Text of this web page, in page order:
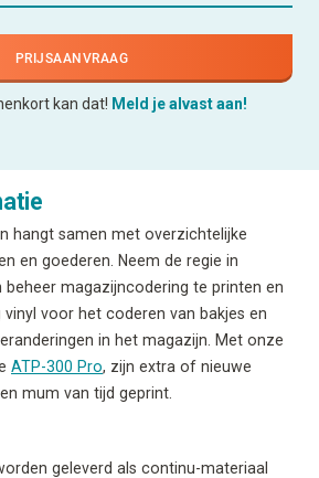
PRIJSAANVRAAG
kan dat! Meld je alvast aan!
hangt samen met overzichtelijke
en goederen. Neem de regie in
beheer magazijncodering te printen en
voor het coderen van bakjes en
in het magazijn. Met onze
ATP-300 Pro, zijn extra of nieuwe
mum van tijd geprint.
geleverd als continu-materiaal